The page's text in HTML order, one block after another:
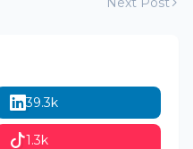
39.3k
1.3k